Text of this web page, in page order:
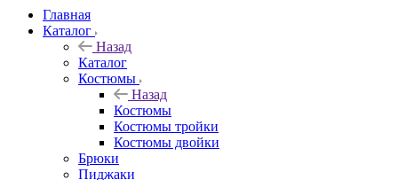
Главная
Каталог
Назад
Каталог
Костюмы
Назад
Костюмы
Костюмы тройки
Костюмы двойки
Брюки
Пиджаки